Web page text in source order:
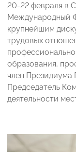
20-22 февраля в
Международный
крупнейшим
трудовых
образования,
член
Председатель
деятельности